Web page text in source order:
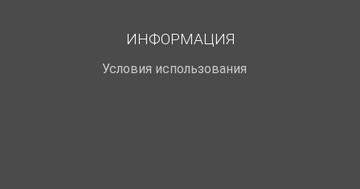
ИНФОРМАЦИЯ
Условия использования